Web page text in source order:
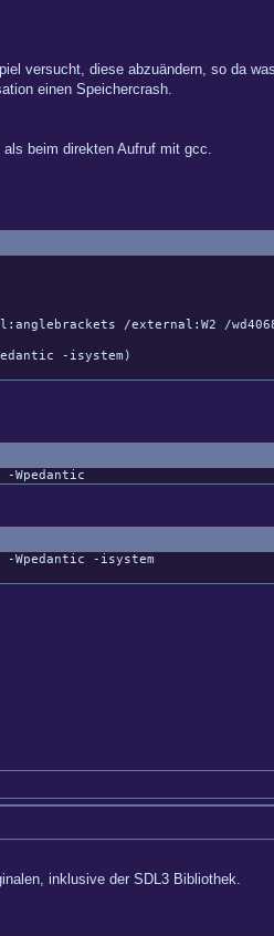
versucht, diese abzuändern, so da
einen Speichercrash.
beim direkten Aufruf mit gcc.
/external:W2 /
-isystem)
-Wpedantic
-Wpedantic -isystem
inklusive der SDL3 Bibliothek.